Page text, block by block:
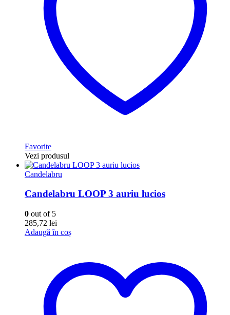
Favorite
Vezi produsul
Candelabru
Candelabru LOOP 3 auriu lucios
0 out of 5
285,72 lei
Adaugă în coș